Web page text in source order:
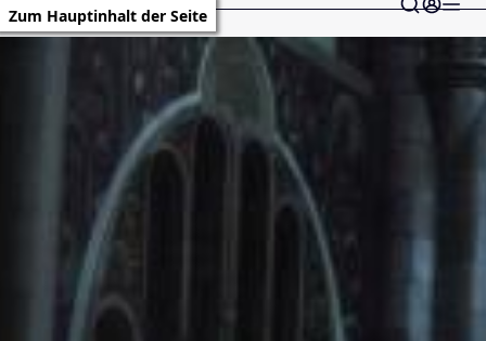
Zum Hauptinhalt der Seite